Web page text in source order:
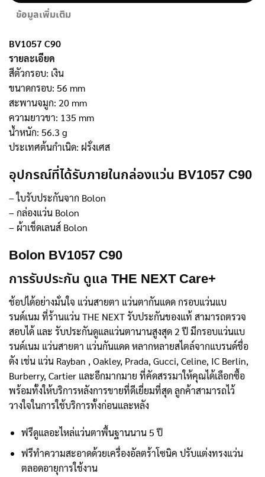
ข้อมูลเพิ่มเติม
BV1057 C90
รายละเอียด
สีตัวกรอบ: เงิน
ขนาดกรอบ: 56 mm
สะพานจมูก: 20 mm
ความยาวขา: 135 mm
น้ำหนัก: 56.3 g
ประเทศต้นกำเนิด: ฝรั่งเศส
อุปกรณ์ที่ได้รับภายในกล่องแว่น BV1057 C90
– ใบรับประกันจาก Bolon
– กล่องแว่น Bolon
– ผ้าเช็ดเลนส์ Bolon
Bolon BV1057 C90
การรับประกัน ดูแล THE NEXT Care+
ช้อปได้อย่างมั่นใจ แว่นสายตา แว่นตากันแดด กรอบแว่นแบ
รนด์เนม ที่ร้านแว่น THE NEXT รับประกันของแท้ สามารถตรวจ
สอบได้ และ รับประกันดูแลแว่นตานานสูงสุด 2 ปี มีกรอบแว่นแบ
รนด์เนม แว่นสายตา แว่นกันแดด หลากหลายสไตล์จากแบรนด์ชื่อ
ดัง เช่น แว่น Rayban , Oakley, Prada, Gucci, Celine, IC Berlin,
Burberry, Cartier และอีกมากมาย ที่คัดสรรมาให้คุณได้เลือกซื้อ
พร้อมทั้งให้บริการหลังการขายที่ดีเยี่ยมที่สุด ลูกค้าสามารถไว้
วางใจในการใช้บริการทั้งก่อนและหลัง
ฟรีดูแลอะไหล่แว่นตาพื้นฐานนาน 5 ปี
ฟรีทำความสะอาดด้วยเครื่องอัลตร้าโซนิค ปรับแต่งทรงแว่น
ตลอดอายุการใช้งาน